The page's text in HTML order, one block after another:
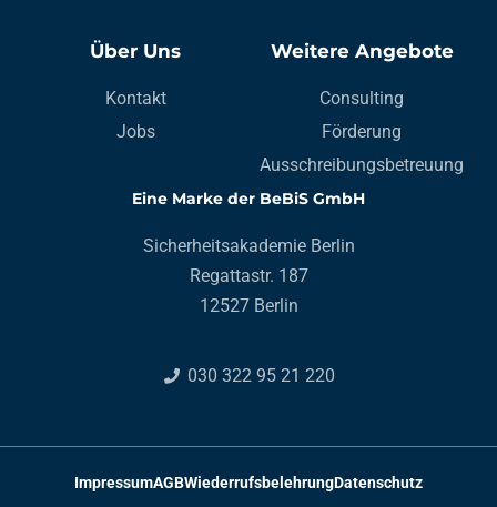
Über Uns
Kontakt
Jobs
Weitere Angebote
Consulting
Förderung
Ausschreibungsbetreuung
Eine Marke der BeBiS GmbH
Sicherheitsakademie Berlin
Regattastr. 187
12527 Berlin
030 322 95 21 220
ImpressumAGBWiederrufsbelehrungDatenschutz